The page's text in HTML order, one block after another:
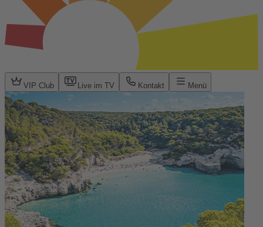
VIP Club Live im TV Kontakt Menü